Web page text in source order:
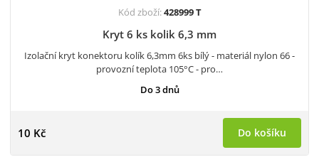
Kód zboží:428999 T
Kryt 6 ks kolik 6,3 mm
Izolační kryt konektoru kolík 6,3mm 6ks bílý - materiál nylon 66 -
provozní teplota 105°C - pro…
Do 3 dnů
10 Kč Do košíku